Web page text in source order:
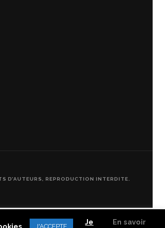
D’AUTEURS, REPRODUCTION INTERDITE.
J'ACCEPTE
Je
En savoir